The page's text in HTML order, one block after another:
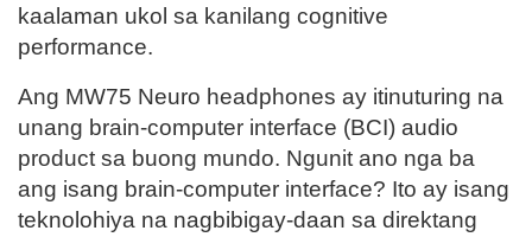
kaalaman ukol sa kanilang cognitive
performance.
Ang MW75 Neuro headphones ay itinuturing na
unang brain-computer interface (BCI) audio
product sa buong mundo. Ngunit ano nga ba
ang isang brain-computer interface? Ito ay isang
teknolohiya na nagbibigay-daan sa direktang